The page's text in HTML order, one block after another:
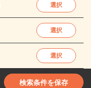
選択
選択
選択
検索条件を保存